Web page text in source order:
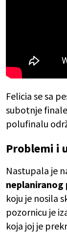
Felicia se sa
subotnje
polufinalu
Problemi i
Nastupala je
neplaniranog
koju je nosila
pozornicu je
koja joj je